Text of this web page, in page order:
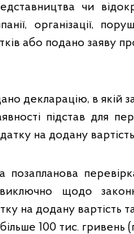
чи
організації,
або подано заяву
декларацію, в якій
підстав для
на додану
позапланова
щодо
на додану вартість
100 тис. гривень